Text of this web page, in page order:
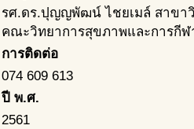
รศ.ดร.ปุญญพัฒน์ ไชยเมล์ สาขา
คณะวิทยาการสุขภาพและการกีฬ
การติดต่อ
074 609 613
ปี พ.ศ.
2561